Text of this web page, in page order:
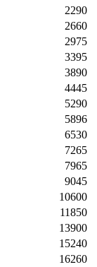
2290
2660
2975
3395
3890
4445
5290
5896
6530
7265
7965
9045
10600
11850
13900
15240
16260